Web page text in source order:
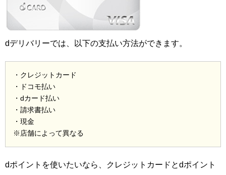
dデリバリーでは、以下の支払い方法ができます。
・クレジットカード
・ドコモ払い
・dカード払い
・請求書払い
・現金
※店舗によって異なる
dポイントを使いたいなら、クレジットカードとdポイント